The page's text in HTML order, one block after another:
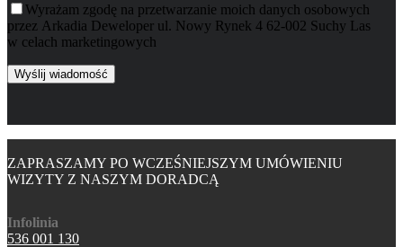
Wyrażam zgodę na przetwarzanie moich danych osobowych
przez Arkadia Deweloper ul. Nowy Rynek 4 62-002 Suchy Las
w celach marketingowych
ZAPRASZAMY PO WCZEŚNIEJSZYM UMÓWIENIU
WIZYTY Z NASZYM DORADCĄ
Infolinia
536 001 130